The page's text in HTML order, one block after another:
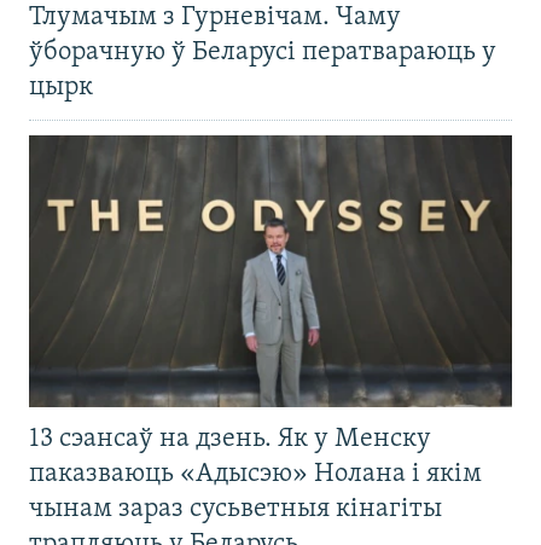
Тлумачым з Гурневічам. Чаму
ўборачную ў Беларусі ператвараюць у
цырк
13 сэансаў на дзень. Як у Менску
паказваюць «Адысэю» Нолана і якім
чынам зараз сусьветныя кінагіты